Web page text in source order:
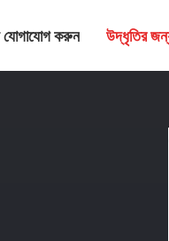
যোগাযোগ করুন উদ্ধৃতির